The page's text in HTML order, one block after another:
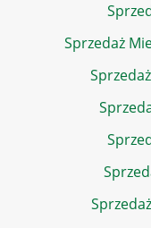
Sprzedaż